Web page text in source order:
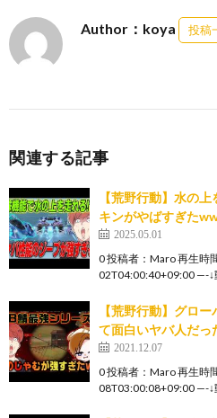
Author：koya 投稿
関連する記事
【荒野行動】水の
キンがやばすぎた
2025.05.01
0 投稿者：Maro 再生時
02T04:00:40+09:00 —-
【荒野行動】グロ
て面白いヤバ人だっ
2021.12.07
0 投稿者：Maro 再生時
08T03:00:08+09:00 —-